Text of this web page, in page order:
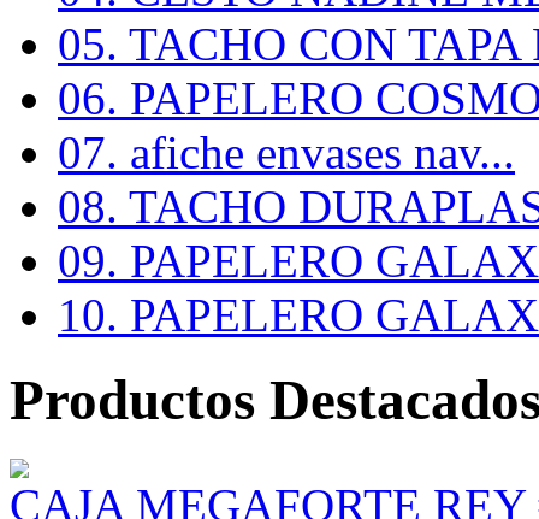
05. TACHO CON TAPA
06. PAPELERO
07. afiche envases nav...
08. TACHO
09. PAPELERO
10. PAPELERO
Productos
CAJA MEGAFORTE